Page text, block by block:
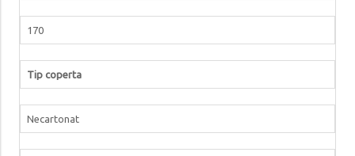
170
Tip coperta
Necartonat